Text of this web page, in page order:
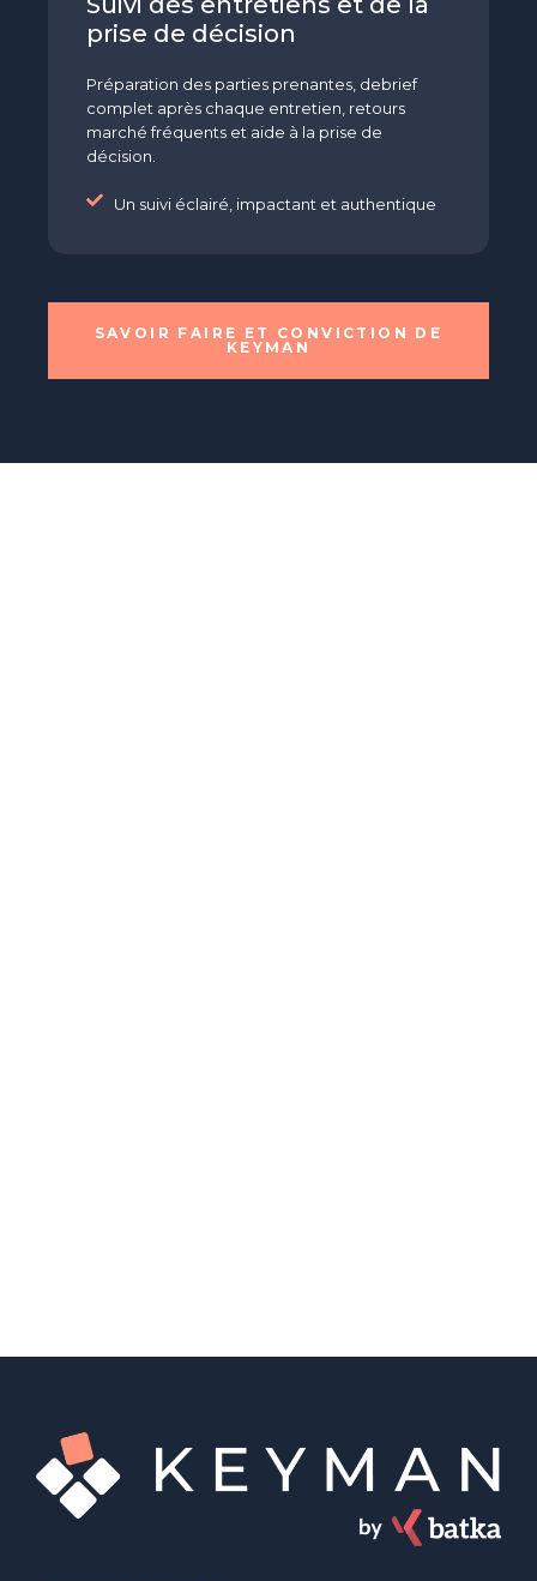
prise de décision
Préparation des parties prenantes, debrief
complet après chaque entretien, retours
marché fréquents et aide à la prise de
décision.
Un suivi éclairé, impactant et authentique
SAVOIR FAIRE ET CONVICTION DE
KEYMAN